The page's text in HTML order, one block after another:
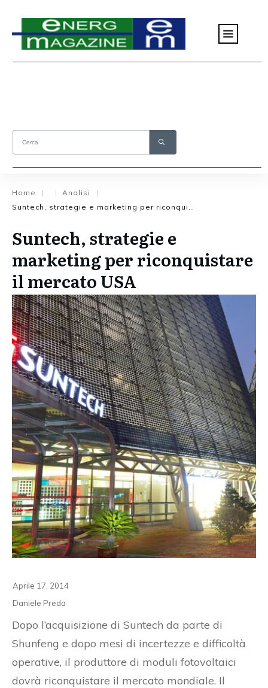
Home | | Analisi
|
Suntech, strategie e
marketing per riconquistare
il mercato USA
Aprile 17, 2014
Daniele Preda
Dopo l’acquisizione di Suntech da parte di
Shunfeng e dopo mesi di incertezze e difficoltà
operative, il produttore di moduli fotovoltaici
dovrà riconquistare il mercato mondiale. Il